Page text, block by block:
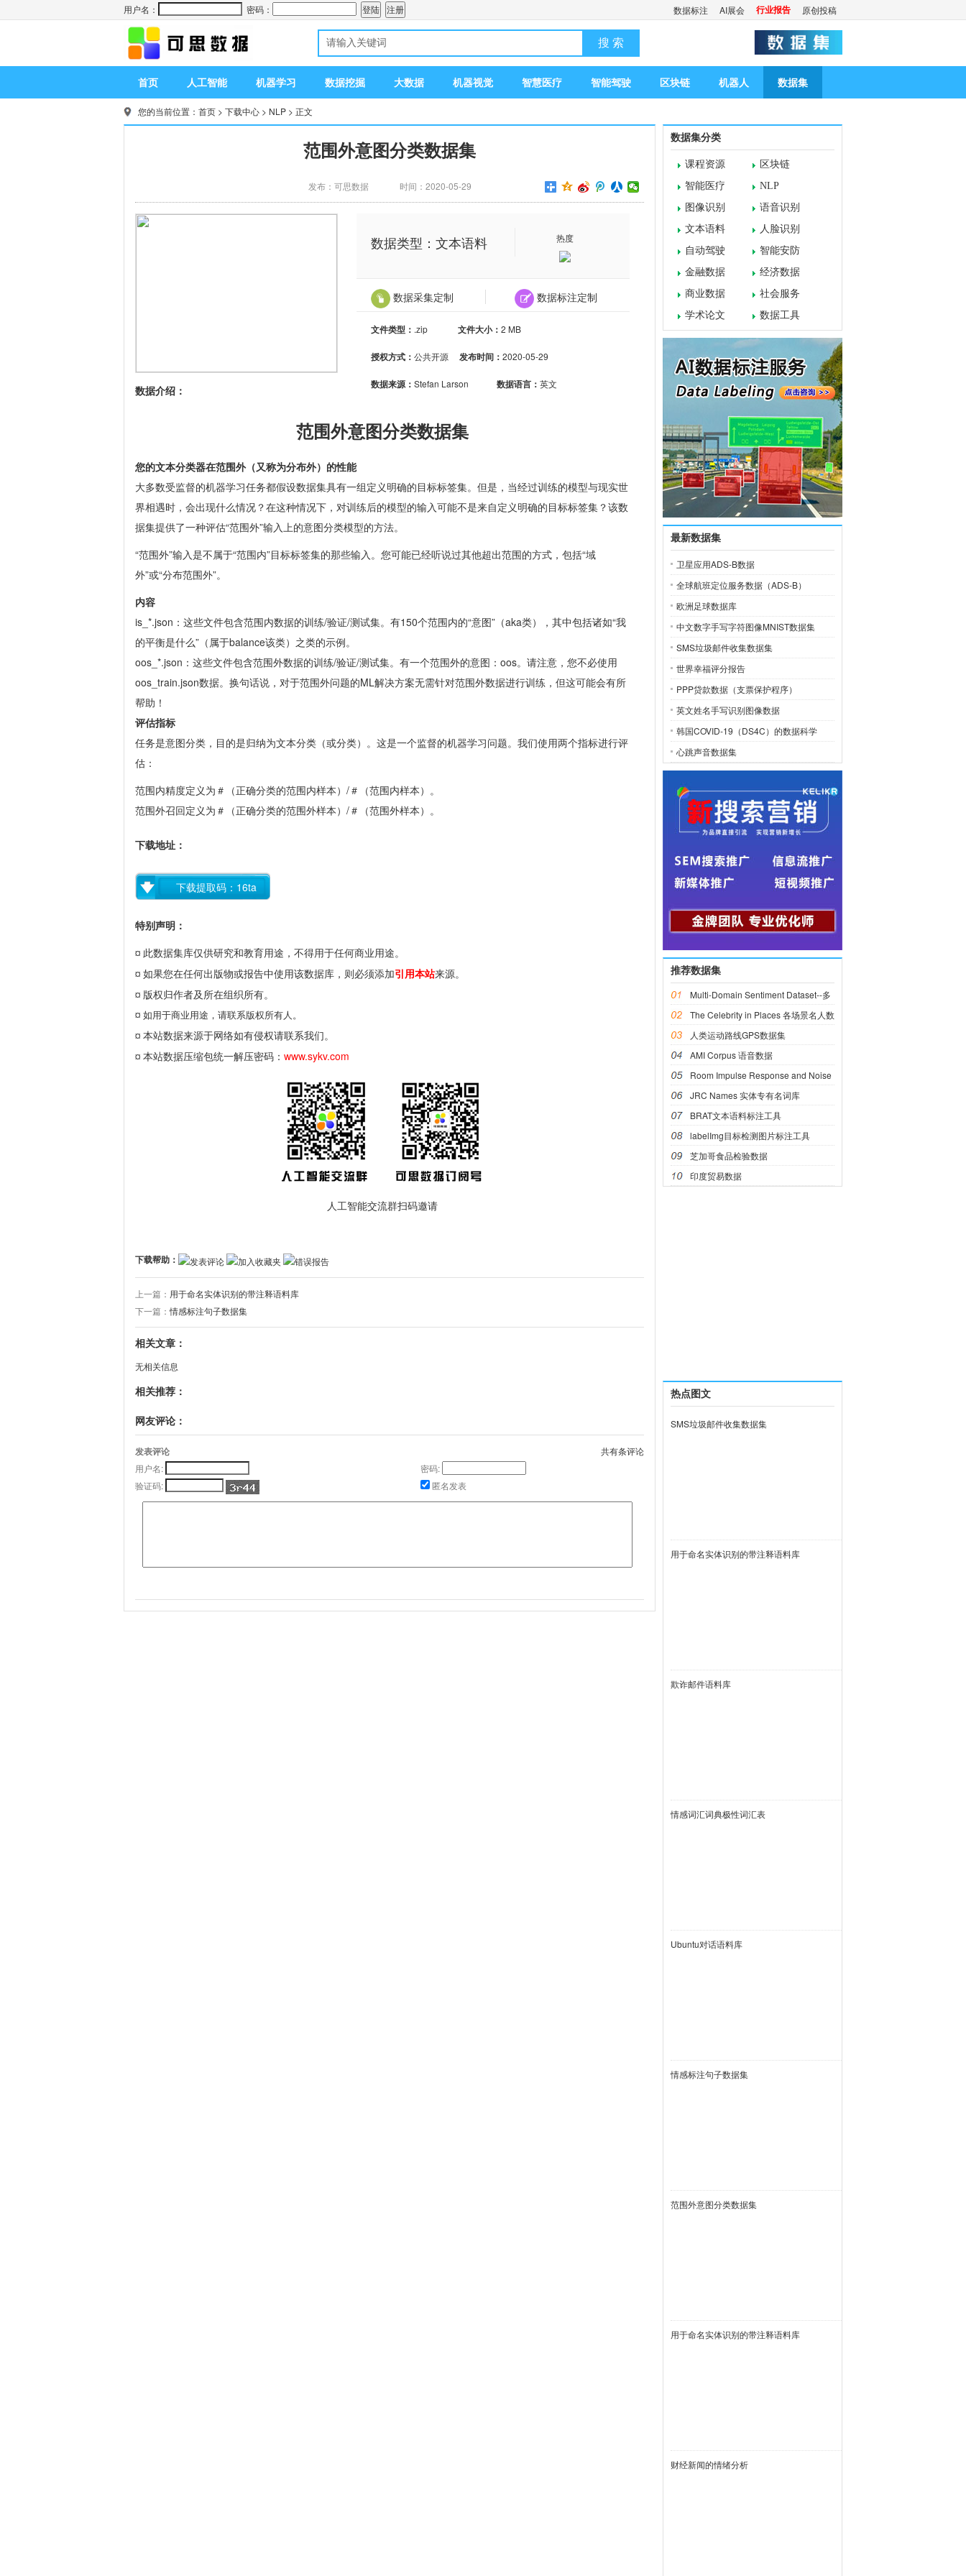
原创投稿
行业报告
AI展会
数据标注
用户名： 密码：
搜 索
首页 人工智能 机器学习 数据挖掘 大数据 机器视觉 智慧医疗 智能驾驶 区块链 机器人 数据集
您的当前位置： 首页 > 下载中心 > NLP > 正文
范围外意图分类数据集
发布：可思数据 时间：2020-05-29
数据类型：文本语料 热度
数据采集定制 数据标注定制
文件类型： .zip 文件大小： 2 MB
授权方式： 公共开源 发布时间： 2020-05-29
数据来源： Stefan Larson 数据语言： 英文
数据介绍：
范围外意图分类数据集
您的文本分类器在范围外（又称为分布外）的性能
大多数受监督的机器学习任务都假设数据集具有一组定义明确的目标标签集。 但是，当经过训练的模型与现实世
界相遇时，会出现什么情况？在这种情况下，对训练后的模型的输入可能不是来自定义明确的目标标签集？该数
据集提供了一种评估“范围外”输入上的意图分类模型的方法。
“范围外”输入是不属于“范围内”目标标签集的那些输入。 您可能已经听说过其他超出范围的方式，包括“域
外”或“分布范围外”。
内容
is_*.json ：这些文件包含范围内数据的训练/验证/测试集。 有150个范围内的“意图”（aka类），其中包括诸如“我
的平衡是什么”（属于balance该类） 之类的示例。
oos_*.json ：这些文件包含范围外数据的训练/验证/测试集。 有一个范围外的意图： oos。 请注意，您不必使用
oos_train.json数据。 换句话说，对于范围外问题的ML解决方案无需针对范围外数据进行训练，但这可能会有所
帮助！
评估指标
任务是意图分类，目的是归纳为文本分类（或分类）。 这是一个监督的机器学习问题。 我们使用两个指标进行评
估：
范围内精度定义为＃（正确分类的范围内样本）/＃（范围内样本）。
范围外召回定义为＃（正确分类的范围外样本）/＃（范围外样本）。
下载地址：
下载提取码：16ta
特别声明：
¤ 此数据集库仅供研究和教育用途，不得用于任何商业用途。
¤ 如果您在任何出版物或报告中使用该数据库，则必须添加引用本站来源。
¤ 版权归作者及所在组织所有。
¤ 如用于商业用途，请联系版权所有人。
¤ 本站数据来源于网络如有侵权请联系我们。
¤ 本站数据压缩包统一解压密码： www.sykv.com
人工智能交流群扫码邀请
下载帮助： 发表评论 加入收藏夹 错误报告
上一篇： 用于命名实体识别的带注释语料库
下一篇：情感标注句子数据集
相关文章：
无相关信息
相关推荐：
网友评论：
发表评论 共有条评论
用户名:
密码:
验证码:
匿名发表
数据集分类
课程资源
区块链
智能医疗
NLP
图像识别
语音识别
文本语料
人脸识别
自动驾驶
智能安防
金融数据
经济数据
商业数据
社会服务
学术论文
数据工具
最新数据集
卫星应用ADS-B数据
全球航班定位服务数据（ADS-B）
欧洲足球数据库
中文数字手写字符图像MNIST数据集
SMS垃圾邮件收集数据集
世界幸福评分报告
PPP贷款数据（支票保护程序）
英文姓名手写识别图像数据
韩国COVID-19（DS4C）的数据科学
心跳声音数据集
推荐数据集
Multi-Domain Sentiment Dataset--多
域情感数据集
The Celebrity in Places 各场景名人数
据集
人类运动路线GPS数据集
AMI Corpus 语音数据
Room Impulse Response and Noise
语音数据
JRC Names 实体专有名词库
BRAT文本语料标注工具
labelImg目标检测图片标注工具
芝加哥食品检验数据
印度贸易数据
热点图文
SMS垃圾邮件收集数据集
用于命名实体识别的带注释语料库
欺诈邮件语料库
情感词汇词典极性词汇表
Ubuntu对话语料库
情感标注句子数据集
范围外意图分类数据集
用于命名实体识别的带注释语料库
财经新闻的情绪分析